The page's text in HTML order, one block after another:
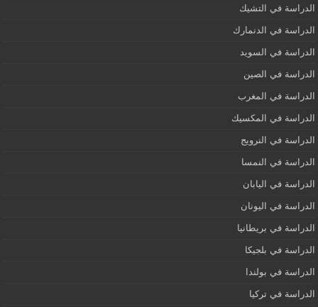
الدراسة في التشيك
الدراسة في الدنمارك
الدراسة في السويد
الدراسة في الصين
الدراسة في المغرب
الدراسة في المكسيك
الدراسة في النرويج
الدراسة في النمسا
الدراسة في اليابان
الدراسة في اليونان
الدراسة في بريطانيا
الدراسة في بلجيكا
الدراسة في بولندا
الدراسة في تركيا